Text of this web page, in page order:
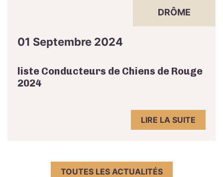
DRÔME
01 Septembre 2024
liste Conducteurs de Chiens de Rouge
2024
LIRE LA SUITE
TOUTES LES ACTUALITÉS